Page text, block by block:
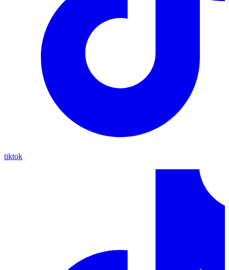
tiktok